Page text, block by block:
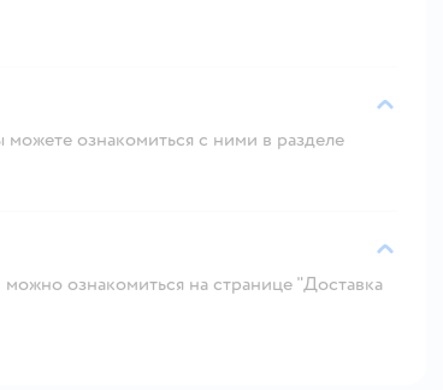
ознакомиться с ними в разделе
ознакомиться на странице "Доставка